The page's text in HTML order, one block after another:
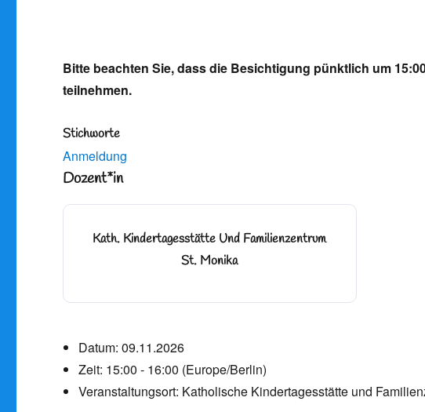
Bitte beachten Sie, dass die Besichtigung pünktlich um
teilnehmen.
Stichworte
Anmeldung
Dozent*in
Kath. Kindertagesstätte Und Familienzentrum
St. Monika
Datum: 09.11.2026
Zeit: 15:00 - 16:00 (Europe/Berlin)
Veranstaltungsort: Katholische Kindertagesstätte und